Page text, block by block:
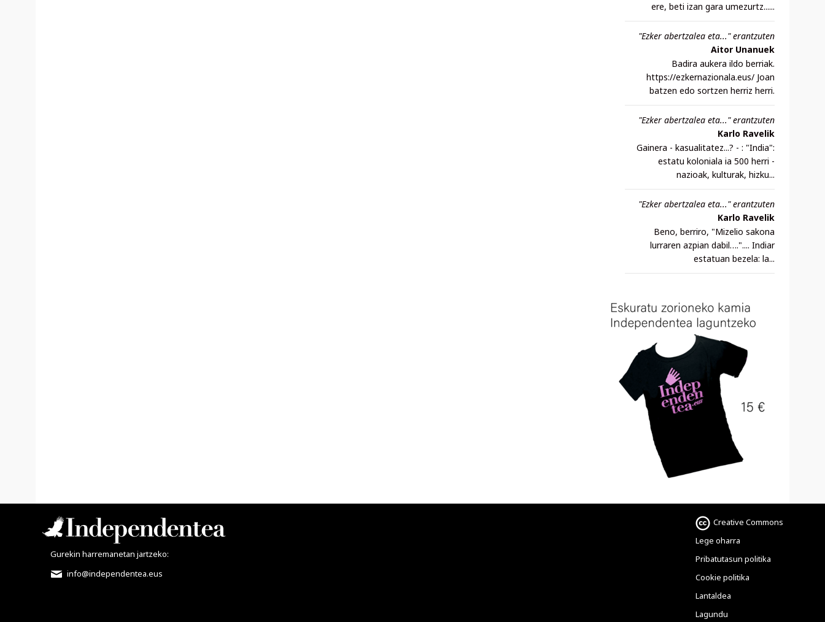
ere, beti izan gara umezurtz......
"Ezker abertzalea eta..." erantzuten
Aitor Unanuek
Badira aukera ildo berriak.
https://ezkernazionala.eus/ Joan
batzen edo sortzen herriz herri.
"Ezker abertzalea eta..." erantzuten
Karlo Ravelik
Gainera - kasualitatez...? - : "India":
estatu koloniala ia 500 herri -
nazioak, kulturak, hizku...
"Ezker abertzalea eta..." erantzuten
Karlo Ravelik
Beno, berriro, "Mizelio sakona
lurraren azpian dabil….".... Indiar
estatuan bezela: la...
Creative Commons
Lege oharra
Pribatutasun politika
Cookie politika
Lantaldea
Lagundu
Gurekin harremanetan jartzeko:
info@independentea.eus